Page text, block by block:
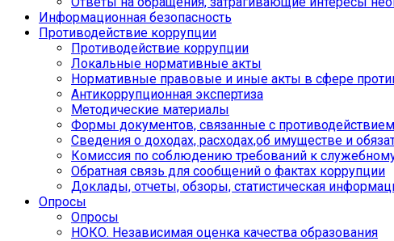
Информационная безопасность
Противодействие коррупции
Противодействие коррупции
Локальные нормативные акты
Нормативные правовые и иные акты в сфере
Антикоррупционная экспертиза
Методические материалы
Формы документов, связанные с
Сведения о доходах, расходах,об имуществе и
Комиссия по соблюдению требований к
Обратная связь для сообщений о фактах коррупции
Доклады, отчеты, обзоры, статистическая
Опросы
Опросы
НОКО. Независимая оценка качества образования